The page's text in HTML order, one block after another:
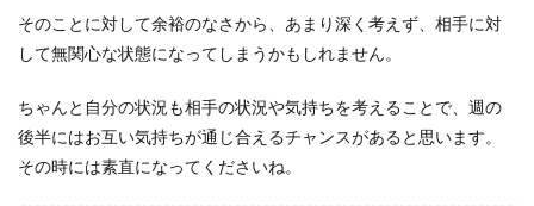
そのことに対して余裕のなさから、あまり深く考えず、相手に対
して無関心な状態になってしまうかもしれません。
ちゃんと自分の状況も相手の状況や気持ちを考えることで、週の
後半にはお互い気持ちが通じ合えるチャンスがあると思います。
その時には素直になってくださいね。